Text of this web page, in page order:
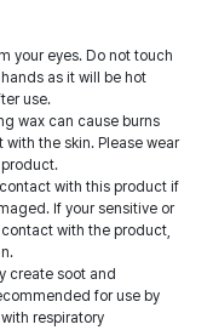
your eyes. Do not touch
as it will be hot
use.
wax can cause burns
the skin. Please wear
with this product if
If your sensitive or
with the product,
create soot and
for use by
respiratory